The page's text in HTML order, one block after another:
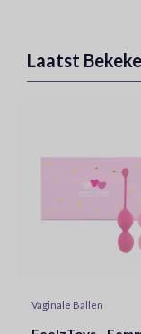
Laatst
Vaginale Ballen